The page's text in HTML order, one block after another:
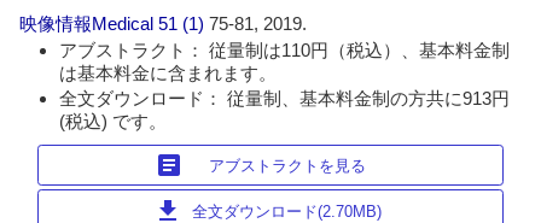
映像情報Medical 51 (1)75-81, 2019.
アブストラクト： 従量制は110円（税込）、基本料金制
は基本料金に含まれます。
全文ダウンロード： 従量制、基本料金制の方共に913円
(税込) です。
article アブストラクトを見る
download 全文ダウンロード(2.70MB)